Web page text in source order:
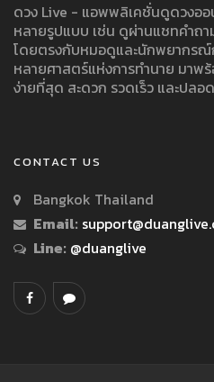
ดวง Live - แอพพลิเคชั่นดูดวงอ
หลายรูปแบบ เช่น ดูผ่านแชทคำถ
โดยตรงกับหมอดูและนักพยากรณ์
หลายศาสตร์แห่งการทำนาย มาพ
ง่ายที่สุด สะดวก รวดเร็ว และปลอ
CONTACT US
Bangkok Thailand
Email:
Line: @duanglive